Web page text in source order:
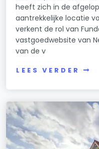
heeft zich in de
aantrekkelijke locatie
verkent de rol van
vastgoedwebsite van
van de v
LEES VERDER